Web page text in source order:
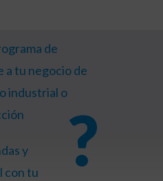
de
a tu negocio de
industrial o
y
con tu
?